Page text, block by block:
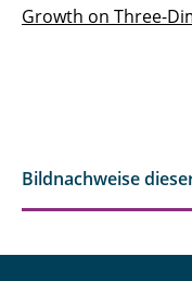
Growth on Three-
Bildnachweise